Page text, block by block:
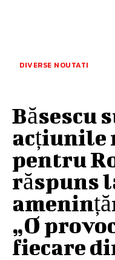
DIVERSE NOUTATI
Băsescu
acțiunile
pentru
răspuns
„O
fiecare